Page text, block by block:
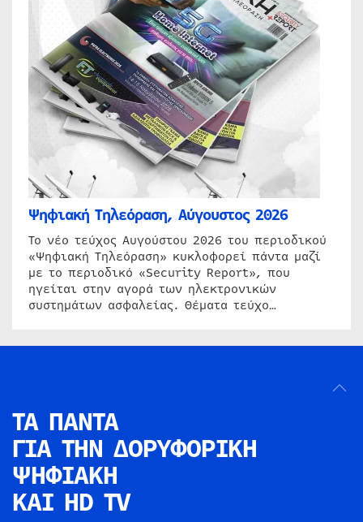
Ψηφιακή Τηλεόραση, Αύγουστος 2026
Το νέο τεύχος Αυγούστου 2026 του περιοδικού
«Ψηφιακή Τηλεόραση» κυκλοφορεί πάντα μαζί
με το περιοδικό «Security Report», που
ηγείται στην αγορά των ηλεκτρονικών
συστημάτων ασφαλείας. Θέματα τεύχο…
ΤΑ ΠΑΝΤΑ
ΓΙΑ ΤΗΝ ΔΟΡΥΦΟΡΙΚΗ
ΨΗΦΙΑΚΗ
ΚΑΙ HD TV